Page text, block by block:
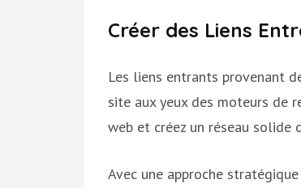
Créer des Liens
Les liens entrants provenant
site aux yeux des moteurs de
web et créez un réseau solide
Avec une approche